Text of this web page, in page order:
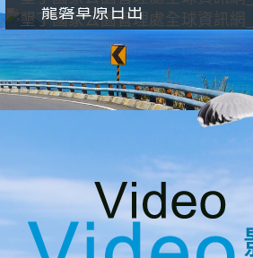
龍磐草原日出